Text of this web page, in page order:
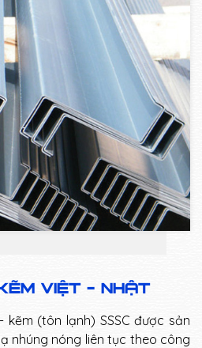
VIỆT - NHẬT
(tôn lạnh) SSSC được sản
nhúng nóng liên tục theo công